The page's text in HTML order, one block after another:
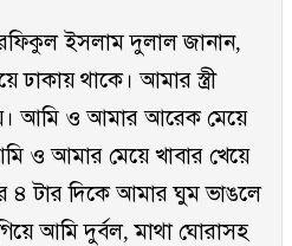
ইসলাম দুলাল জানান,
ঢাকায় থাকে। আমার স্ত্রী
আমি ও আমার আরেক মেয়ে
ও আমার মেয়ে খাবার খেয়ে
৪ টার দিকে আমার ঘুম ভাঙলে
আমি দুর্বল, মাথা ঘোরাসহ